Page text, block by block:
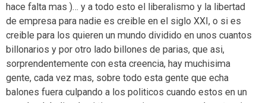
hace falta mas )… y a todo esto el liberalismo y la libertad
de empresa para nadie es creible en el siglo XXI, o si es
creible para los quieren un mundo dividido en unos cuantos
billonarios y por otro lado billones de parias, que asi,
sorprendentemente con esta creencia, hay muchisima
gente, cada vez mas, sobre todo esta gente que echa
balones fuera culpando a los politicos cuando estos en un